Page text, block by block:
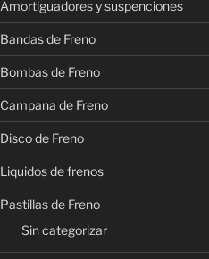
la
página
de
producto
Amortiguadores y suspenciones
Bandas de Freno
Bombas de Freno
Campana de Freno
Disco de Freno
Liquidos de frenos
Pastillas de Freno
Sin categorizar